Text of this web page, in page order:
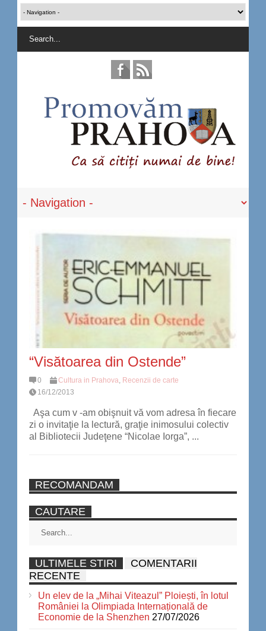
“Visătoarea din Ostende”
0 Cultura in Prahova, Recenzii de carte
16/12/2013
Aşa cum v -am obişnuit vă vom adresa în fiecare
zi o invitaţie la lectură, graţie inimosului colectiv
al Bibliotecii Judeţene “Nicolae Iorga”, ...
RECOMANDAM
CAUTARE
ULTIMELE STIRI
COMENTARII
RECENTE
Un elev de la „Mihai Viteazul” Ploiești, în lotul
României la Olimpiada Internațională de
Economie de la Shenzhen 27/07/2026